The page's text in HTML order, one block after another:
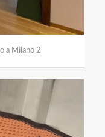
a Milano 2